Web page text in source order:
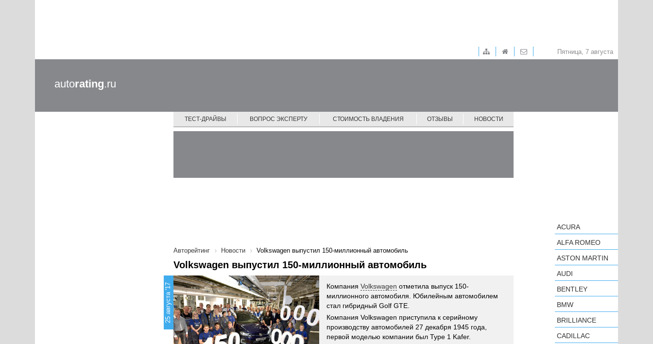
Пятница, 7 августа
autorating.ru
ТЕСТ-ДРАЙВЫ ВОПРОС ЭКСПЕРТУ СТОИМОСТЬ ВЛАДЕНИЯ ОТЗЫВЫ НОВОСТИ
Авторейтинг Новости Volkswagen выпустил 150-миллионный автомобиль
Volkswagen выпустил 150-миллионный автомобиль
25 августа '17 Компания Volkswagen отметила выпуск 150-
миллионного автомобиля. Юбилейным автомобилем
стал гибридный Golf GTE.
Компания Volkswagen приступила к серийному
производству автомобилей 27 декабря 1945 года,
первой моделью компании был Type 1 Kafer.
ACURA
ALFA ROMEO
ASTON MARTIN
AUDI
BENTLEY
BMW
BRILLIANCE
CADILLAC